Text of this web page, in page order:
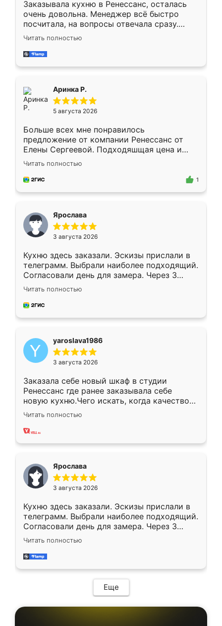
Заказывала кухню в Ренессанс, осталась
очень довольна. Менеджер всё быстро
посчитала, на вопросы отвечала сразу.
Замерщик приехал в субботу, подошёл к
делу со всей ответственностью. Собрали
за день, ребята работали аккуратно, даже
Читать полностью
Аринка Р.
5 августа 2026
Больше всех мне понравилось
предложение от компании Ренессанс от
Елены Сергеевой. Подходяшщая цена и
короткие сроки изготовления. Приехавший
для замера сотрудник Владислав
предложил по моему эскизу самый
Читать полностью
1
Ярослава
3 августа 2026
Кухню здесь заказали. Эскизы прислали в
телеграмм. Выбрали наиболее подходящий.
Согласовали день для замера. Через 3
недели кухня была уже готова. Остались
довольны работой. Спасибо Ренессанс
мебель за качественную работу!
Читать полностью
yaroslava1986
3 августа 2026
Заказала себе новый шкаф в студии
Ренессанс где ранее заказывала себе
новую кухню.Чего искать, когда качеством
вполне довольна. Служит кухня уже почти
два года, нареканий нет.
Читать полностью
Ярослава
3 августа 2026
Кухню здесь заказали. Эскизы прислали в
телеграмм. Выбрали наиболее подходящий.
Согласовали день для замера. Через 3
недели кухня была уже готова. Остались
довольны работой. Спасибо Ренессанс
мебель за качественную работу!
Читать полностью
Еще